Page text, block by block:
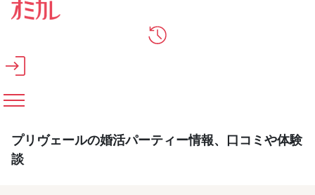
メインコンテンツへスキップ
プリヴェールの婚活パーティー情報、口コミや体験
談